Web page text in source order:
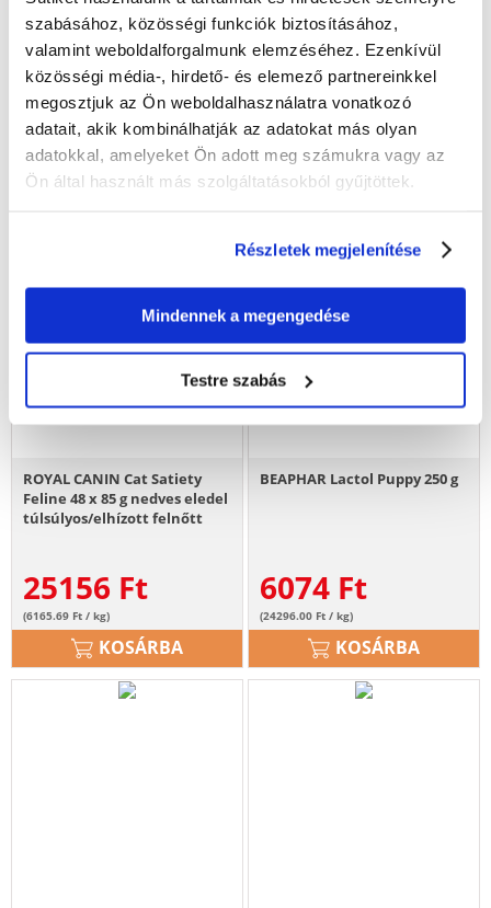
szabásához, közösségi funkciók biztosításához,
valamint weboldalforgalmunk elemzéséhez. Ezenkívül
közösségi média-, hirdető- és elemező partnereinkkel
megosztjuk az Ön weboldalhasználatra vonatkozó
adatait, akik kombinálhatják az adatokat más olyan
adatokkal, amelyeket Ön adott meg számukra vagy az
Ön által használt más szolgáltatásokból gyűjtöttek.
Részletek megjelenítése
Mindennek a megengedése
Testre szabás
28075 Ft
(5848.90 Ft / kg)
KOSÁRBA
8400Ft
(93333.33 Ft / kg)
KOSÁRBA
ROYAL CANIN Cat Satiety
Feline 48 x 85 g nedves eledel
túlsúlyos/elhízott felnőtt
25156 Ft
(6165.69 Ft / kg)
KOSÁRBA
BEAPHAR Lactol Puppy 250 g
6074 Ft
(24296.00 Ft / kg)
KOSÁRBA